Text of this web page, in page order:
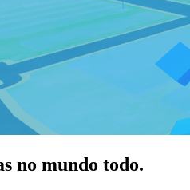
no mundo todo.